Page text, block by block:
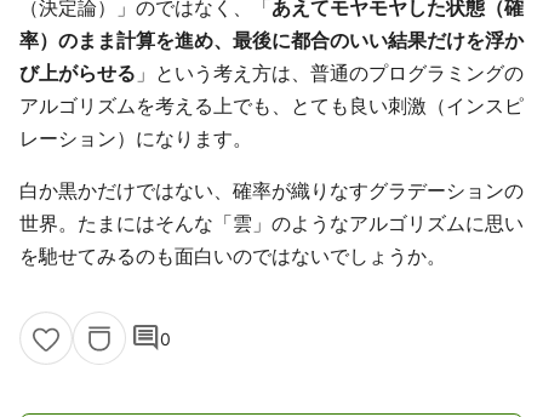
（決定論）」のではなく、「あえてモヤモヤした状態（確
率）のまま計算を進め、最後に都合のいい結果だけを浮か
び上がらせる 」という考え方は、普通のプログラミングの
アルゴリズムを考える上でも、とても良い刺激（インスピ
レーション）になります。
白か黒かだけではない、確率が織りなすグラデーションの
世界。たまにはそんな「雲」のようなアルゴリズムに思い
を馳せてみるのも面白いのではないでしょうか。
comment0